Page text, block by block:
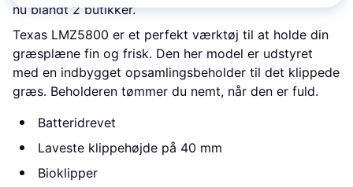
nu blandt 2 butikker.
Texas LMZ5800 er et perfekt værktøj til at holde din
græsplæne fin og frisk. Den her model er udstyret
med en indbygget opsamlingsbeholder til det klippede
græs. Beholderen tømmer du nemt, når den er fuld.
Batteridrevet
Laveste klippehøjde på 40 mm
Bioklipper